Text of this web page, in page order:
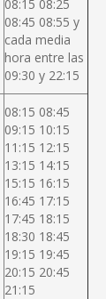
08:15 08:25
08:45 08:55 y
cada media
hora entre las
09:30 y 22:15
08:15 08:45
09:15 10:15
11:15 12:15
13:15 14:15
15:15 16:15
16:45 17:15
17:45 18:15
18:30 18:45
19:15 19:45
20:15 20:45
21:15